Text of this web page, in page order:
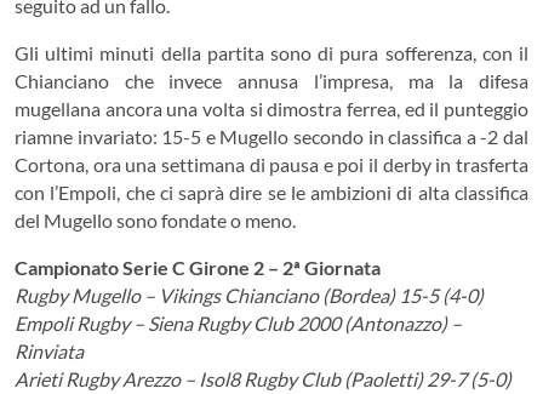
seguito ad un fallo.
Gli ultimi minuti della partita sono di pura sofferenza, con il
Chianciano che invece annusa l’impresa, ma la difesa
mugellana ancora una volta si dimostra ferrea, ed il punteggio
riamne invariato: 15-5 e Mugello secondo in classifica a -2 dal
Cortona, ora una settimana di pausa e poi il derby in trasferta
con l’Empoli, che ci saprà dire se le ambizioni di alta classifica
del Mugello sono fondate o meno.
Campionato Serie C Girone 2 – 2ª Giornata
Rugby Mugello – Vikings Chianciano (Bordea) 15-5 (4-0)
Empoli Rugby – Siena Rugby Club 2000 (Antonazzo) –
Rinviata
Arieti Rugby Arezzo – Isol8 Rugby Club (Paoletti) 29-7 (5-0)